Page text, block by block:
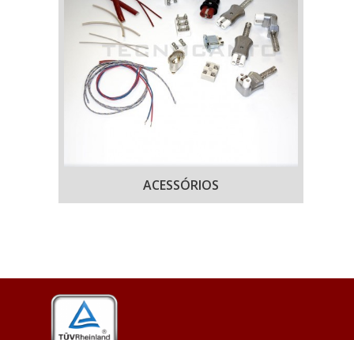
ACESSÓRIOS